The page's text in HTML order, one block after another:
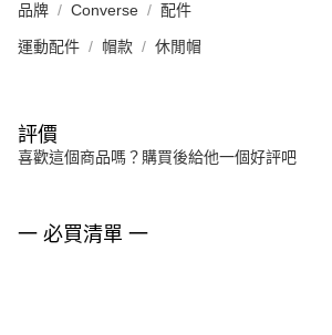
品牌 Converse 配件
運動配件 帽款 休閒帽
評價
喜歡這個商品嗎？購買後給他一個好評吧
一 必買清單 一